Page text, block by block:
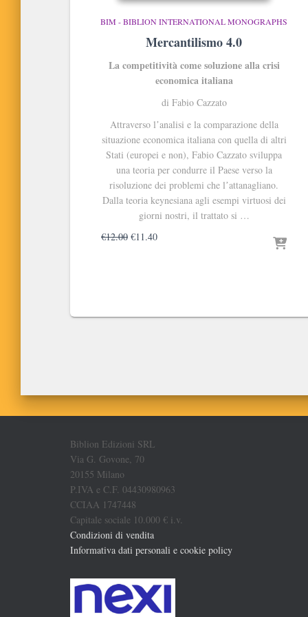
BIM - BIBLION INTERNATIONAL MONOGRAPHS
Mercantilismo 4.0
La competitività come soluzione alla crisi
economica italiana
di Fabio Cazzato
Attraverso lʼanalisi e la comparazione della
situazione economica italiana con quella di altri
Stati (europei e non), Fabio Cazzato sviluppa
una teoria per condurre il Paese verso la
risoluzione dei problemi che lʼattanagliano.
Dalla teoria keynesiana agli esempi virtuosi dei
giorni nostri, il trattato si …
€12.00 Il
€11.40Il
Biblion Edizioni SRL
Via G. Govone, 70
20155 Milano
P.IVA e C.F. 04430980963
CCIAA 1747448
Capitale sociale 10.000 € i.v.
Condizioni di vendita
Informativa dati personali e cookie policy